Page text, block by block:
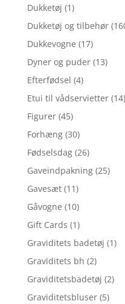
Dukketøj (1)
Dukketøj og tilbehør
Dukkevogne (17)
Dyner og puder (13)
Efterfødsel (4)
Etui til vådservietter (14)
Figurer (45)
Forhæng (30)
Fødselsdag (26)
Gaveindpakning (25)
Gavesæt (11)
Gåvogne (10)
Gift Cards (1)
Graviditets badetøj (1)
Graviditets bh (2)
Graviditetsbadetøj (2)
Graviditetsbluser (5)